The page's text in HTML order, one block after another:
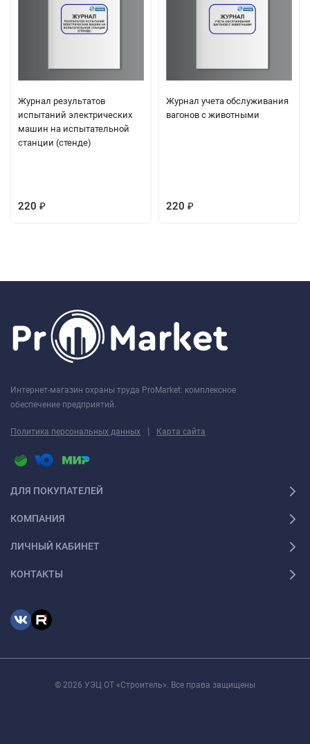
Журнал результатов
испытаний электрических
машин на испытательной
станции (стенде)
220 ₽
Журнал учета обслуживания
вагонов с животными
220 ₽
Интернет-магазин охраны труда ProMarket: комплексное
обеспечение предприятий.
Политика персональных данных | Карта сайта
ДЛЯ ПОКУПАТЕЛЕЙ
КОМПАНИЯ
ЛИЧНЫЙ КАБИНЕТ
КОНТАКТЫ
© 2026 УЭЦ ОТ «Строитель». Все права защищены